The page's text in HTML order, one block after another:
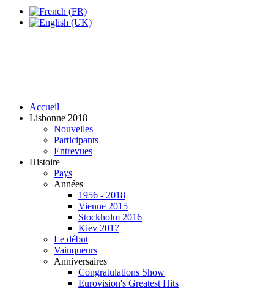
Accueil
Lisbonne 2018
Nouvelles
Participants
Entrevues
Histoire
Pays
Années
1956 - 2018
Vienne 2015
Stockholm 2016
Kiev 2017
Le début
Vainqueurs
Anniversaires
Congratulations Show
Eurovision's Greatest Hits